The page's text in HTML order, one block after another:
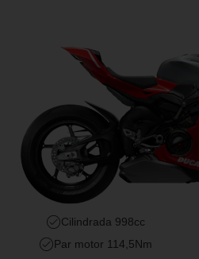
Cilindrada 998cc
Par motor 114,5Nm